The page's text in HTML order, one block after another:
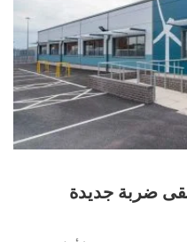
ضربة جديدة